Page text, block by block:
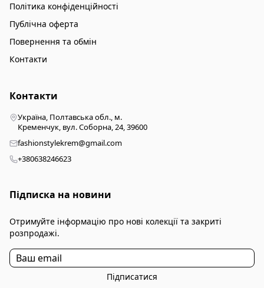
Політика конфіденційності
Публічна оферта
Повернення та обмін
Контакти
Контакти
Україна, Полтавська обл., м.
Кременчук, вул. Соборна, 24, 39600
fashionstylekrem@gmail.com
+380638246623
Підписка на новини
Отримуйте інформацію про нові колекції та закриті
розпродажі.
Підписатися